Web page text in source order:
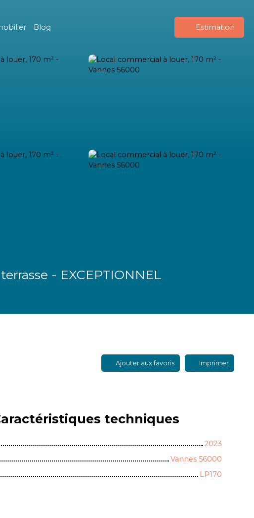
Blog Estimation
- EXCEPTIONNEL
Ajouter aux favoris Imprimer
techniques
2023
Vannes 56000
LP170